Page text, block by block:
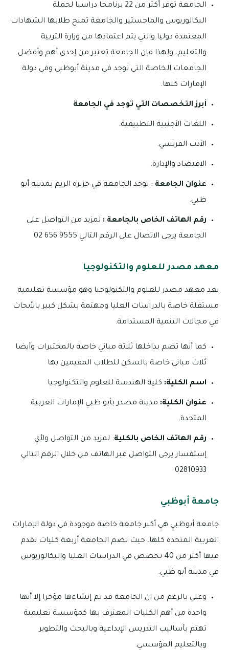
الجامعة توفر أكثر من 22 برنامجا دراسيا لحملة
البكالوريوس والماجستير والجامعة تمنح طلابها الشهادات
المعتمدة دوليا والتي يتم اعتمادها من وزارة التربية
والتعليم، ولهذا فإن الجامعة تعتبر من إحدى أهم وأفضل
الجامعات الخاصة التي توجد في مدينة أبوظبي وفي دولة
الإمارات كلها.
أبرز التخصصات التي توجد في الجامعة
اللغات الأجنبية التطبيقية.
الأدب الفرنسي.
الاقتصاد والإدارة.
عنوان الجامعة : توجد الجامعة في جزيره الريم بمدينة أبو
ظبي.
رقم الهاتف الخاص بالجامعة : لمزيد من التواصل على
الجامعة يرجى الاتصال على الرقم التالي 9555 656 02
معهد مصدر للعلوم والتكنولوجيا
يعد معهد مصدر للعلوم والتكنولوجيا وهو مؤسسة تعليمية
مستقلة خاصة بالدراسات العليا ومهتمة بشكل كبير بالأبحاث
في مجالات التنمية المستدامة.
كما أنها تضم بداخلها ثلاثة مباني خاصة بالمختبرات وأيضا
ثلاث مباني خاصة بالسكن للطلاب المقيمين بها
اسم الكلية: كلية الهندسة للعلوم والتكنولوجيا
عنوان الكلية: مدينة مصدر بأبو ظبي الإمارات العربية
المتحدة.
رقم الهاتف الخاص بالكلية: لمزيد من التواصل ولأي
02810933
جامعة أبوظبي
جامعة أبوظبي هي أكبر جامعة خاصة موجودة في دولة الإمارات
العربية المتحدة كلها، حيث تضم الجامعة أربعة كليات تقدم
فيها أكثر من 40 تخصص في الدراسات العليا والبكالوريوس
في مدينة أبو ظبي.
وعلي بالرغم من ان الجامعة قد تم إنشاءها مؤخرا إلا أنها
واحدة من أهم الكليات المعترف بها كمؤسسة تعليمية
تهتم بأساليب التدريس الإبداعية وبالبحث والتطوير
وبالتعليم المؤسسي.